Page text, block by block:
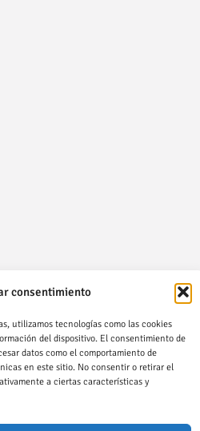
consentimiento
utilizamos tecnologías como las cookies
del dispositivo. El consentimiento de
datos como el comportamiento de
en este sitio. No consentir o retirar el
a ciertas características y
- All Right Reserved